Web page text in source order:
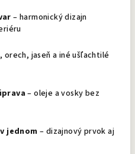
– harmonický dizajn
orech, jaseň a iné ušľachtilé
– oleje a vosky bez
jednom – dizajnový prvok aj